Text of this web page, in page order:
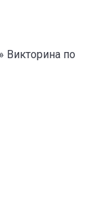
Викторина по